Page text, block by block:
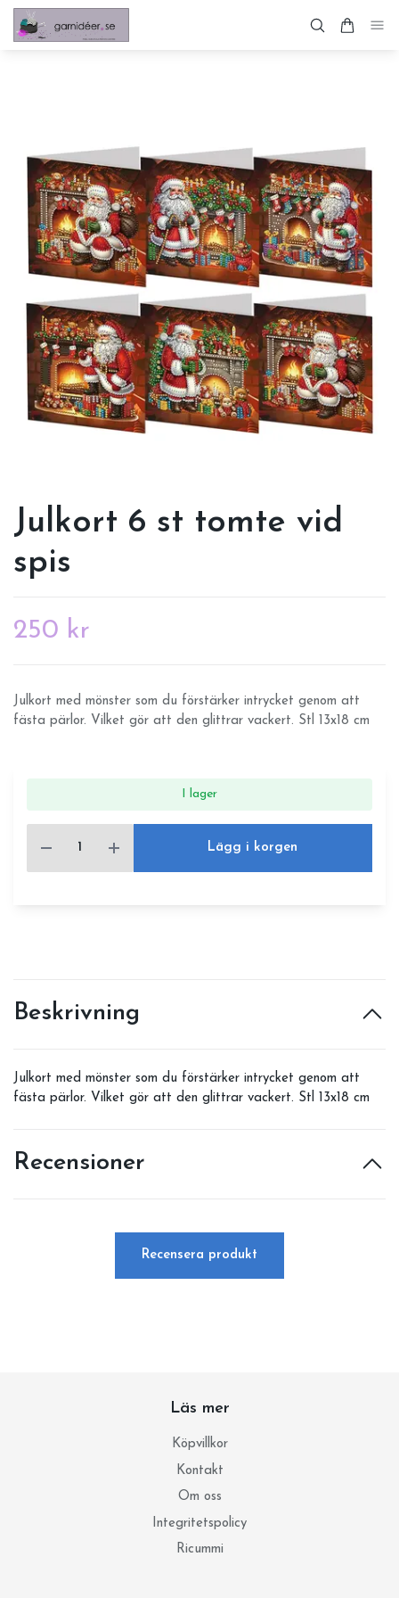
Julkort 6 st tomte vid
spis
250 kr
Julkort med mönster som du förstärker intrycket genom att
fästa pärlor. Vilket gör att den glittrar vackert. Stl 13x18 cm
I lager
Lägg i korgen
Beskrivning
Julkort med mönster som du förstärker intrycket genom att
fästa pärlor. Vilket gör att den glittrar vackert. Stl 13x18 cm
Recensioner
Recensera produkt
Läs mer
Köpvillkor
Kontakt
Om oss
Integritetspolicy
Ricummi